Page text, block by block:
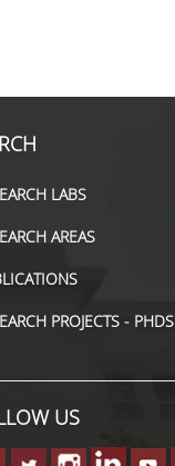
LABS
AREAS
PROJECTS - PHDS
US